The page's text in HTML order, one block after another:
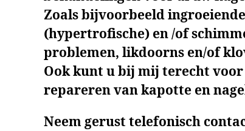
Zoals bijvoorbeeld
(hypertrofische) en /of
problemen, likdoorns en/of
Ook kunt u bij mij terecht voor
repareren van kapotte en
Neem gerust telefonisch